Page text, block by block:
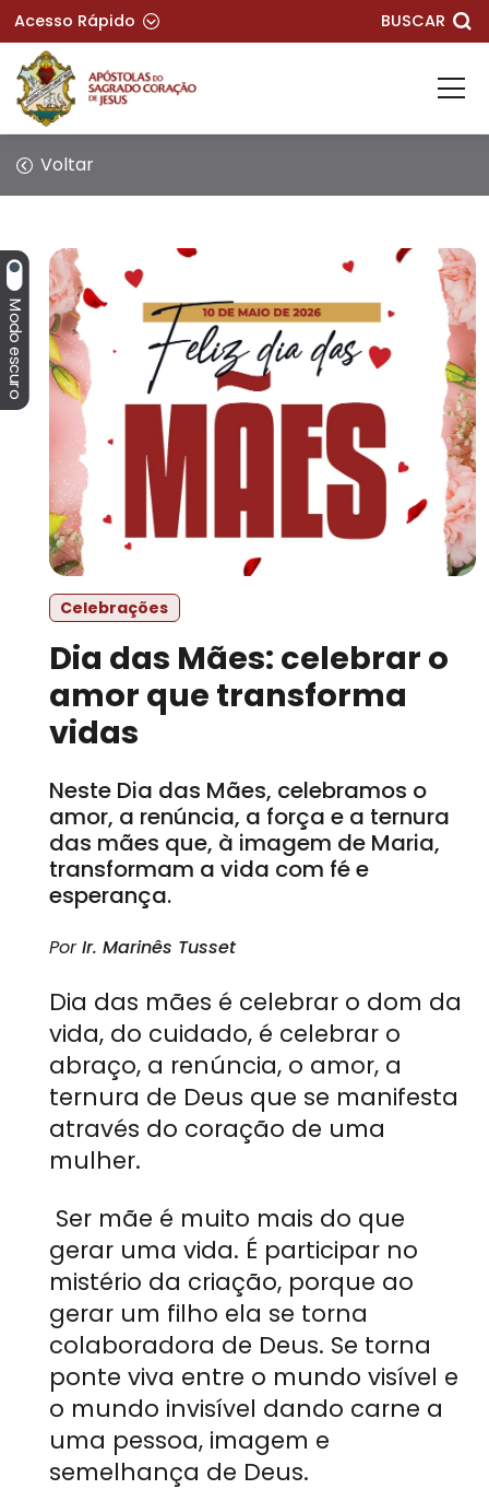
Acesso Rápido BUSCAR
Voltar
Celebrações
Dia das Mães: celebrar o
amor que transforma
vidas
Neste Dia das Mães, celebramos o
amor, a renúncia, a força e a ternura
das mães que, à imagem de Maria,
transformam a vida com fé e
esperança.
PorIr. Marinês Tusset
Dia das mães é celebrar o dom da
vida, do cuidado, é celebrar o
abraço, a renúncia, o amor, a
ternura de Deus que se manifesta
através do coração de uma
mulher.
Ser mãe é muito mais do que
gerar uma vida. É participar no
mistério da criação, porque ao
gerar um filho ela se torna
colaboradora de Deus. Se torna
ponte viva entre o mundo visível e
o mundo invisível dando carne a
uma pessoa, imagem e
semelhança de Deus.
Modo escuro